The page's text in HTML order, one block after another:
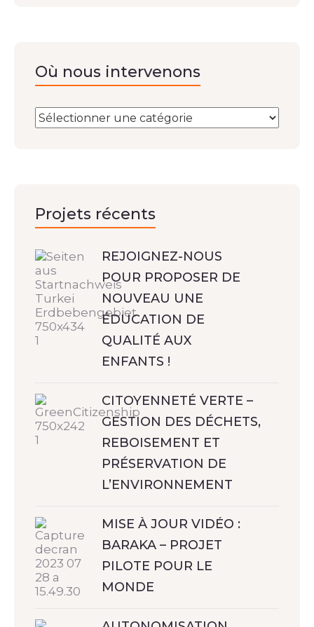
Où nous intervenons
Projets récents
REJOIGNEZ-NOUS
POUR PROPOSER DE
NOUVEAU UNE
ÉDUCATION DE
QUALITÉ AUX
ENFANTS !
CITOYENNETÉ VERTE –
GESTION DES DÉCHETS,
REBOISEMENT ET
PRÉSERVATION DE
L’ENVIRONNEMENT
MISE À JOUR VIDÉO :
BARAKA – PROJET
PILOTE POUR LE
MONDE